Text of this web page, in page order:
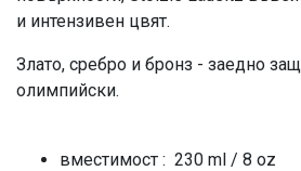
и интензивен цвят.
Злато, сребро и бронз - заедно
олимпийски.
вместимост : 230 ml / 8 oz